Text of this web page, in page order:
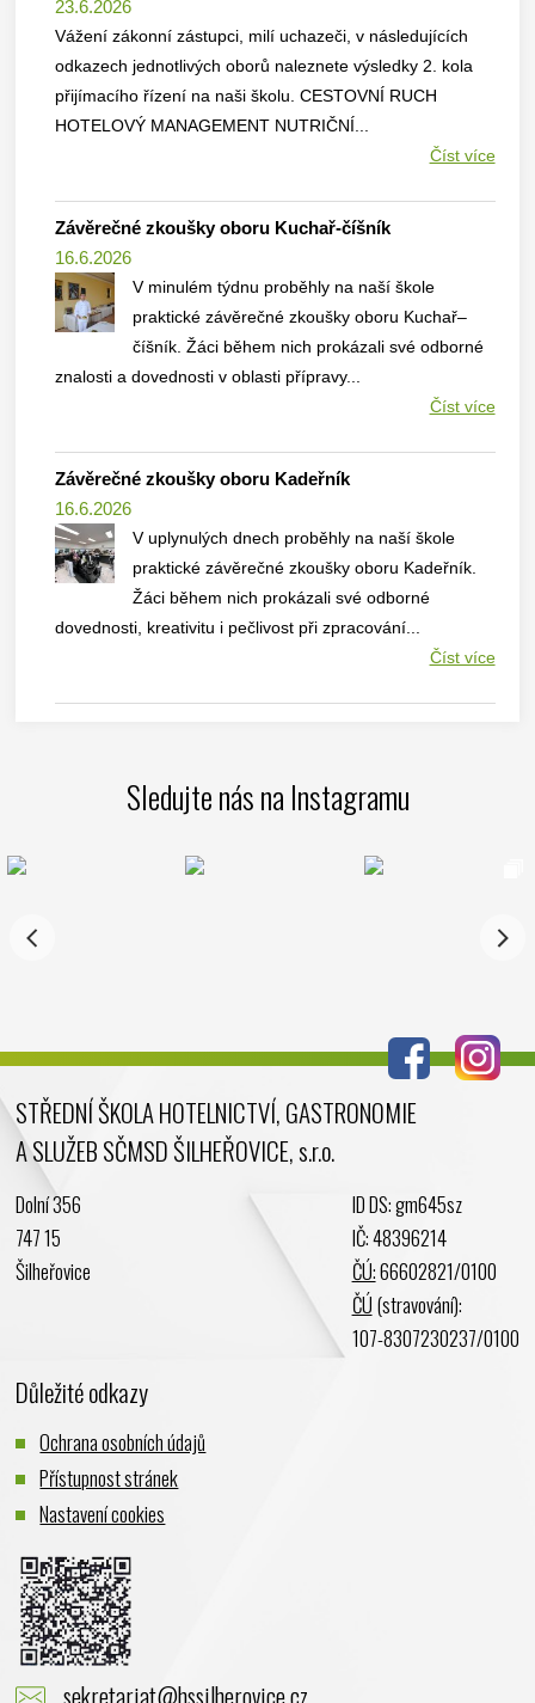
23.6.2026
Vážení zákonní zástupci, milí uchazeči, v následujících
odkazech jednotlivých oborů naleznete výsledky 2. kola
přijímacího řízení na naši školu. CESTOVNÍ RUCH
HOTELOVÝ MANAGEMENT NUTRIČNÍ...
Číst více
Závěrečné zkoušky oboru Kuchař-číšník
16.6.2026
V minulém týdnu proběhly na naší škole
praktické závěrečné zkoušky oboru Kuchař–
číšník. Žáci během nich prokázali své odborné
znalosti a dovednosti v oblasti přípravy...
Číst více
Závěrečné zkoušky oboru Kadeřník
16.6.2026
V uplynulých dnech proběhly na naší škole
praktické závěrečné zkoušky oboru Kadeřník.
Žáci během nich prokázali své odborné
dovednosti, kreativitu i pečlivost při zpracování...
Číst více
Sledujte nás na Instagramu
STŘEDNÍ ŠKOLA HOTELNICTVÍ, GASTRONOMIE
A SLUŽEB SČMSD ŠILHEŘOVICE, s.r.o.
Dolní 356
747 15
Šilheřovice
ID DS: gm645sz
IČ: 48396214
ČÚ:66602821/0100
ČÚ (stravování):
107-8307230237/0100
Důležité odkazy
Ochrana osobních údajů
Přístupnost stránek
Nastavení cookies